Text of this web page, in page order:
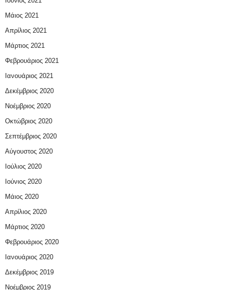
Μάιος 2021
Απρίλιος 2021
Μάρτιος 2021
Φεβρουάριος 2021
Ιανουάριος 2021
Δεκέμβριος 2020
Νοέμβριος 2020
Οκτώβριος 2020
Σεπτέμβριος 2020
Αύγουστος 2020
Ιούλιος 2020
Ιούνιος 2020
Μάιος 2020
Απρίλιος 2020
Μάρτιος 2020
Φεβρουάριος 2020
Ιανουάριος 2020
Δεκέμβριος 2019
Νοέμβριος 2019